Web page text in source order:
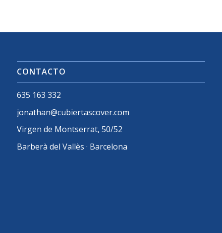
CONTACTO
635 163 332
jonathan@cubiertascover.com
Virgen de Montserrat, 50/52
Barberà del Vallès · Barcelona